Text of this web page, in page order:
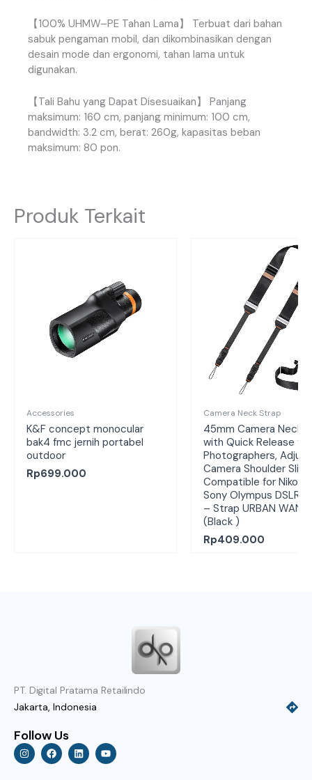
【100% UHMW–PE Tahan Lama】 Terbuat dari bahan
sabuk pengaman mobil, dan dikombinasikan dengan
desain mode dan ergonomi, tahan lama untuk
digunakan.
【Tali Bahu yang Dapat Disesuaikan】
Panjang
maksimum: 160 cm, panjang minimum: 100 cm,
bandwidth: 3.2 cm, berat: 260g, kapasitas beban
maksimum: 80 pon.
Produk Terkait
Accessories
K&F concept monocular
bak4 fmc jernih portabel
outdoor
Rp699.000
Camera Neck Strap
45mm Camera Neck
with Quick Release for
Photographers,
Camera Shoulder
Compatible for Nikon
Sony Olympus DSLR
– Strap URBAN
(Black )
Rp409.000
PT. Digital Pratama Retailindo
Jakarta, Indonesia
Follow Us
I
n
s
F
a
c
L
i
n
Y
o
u